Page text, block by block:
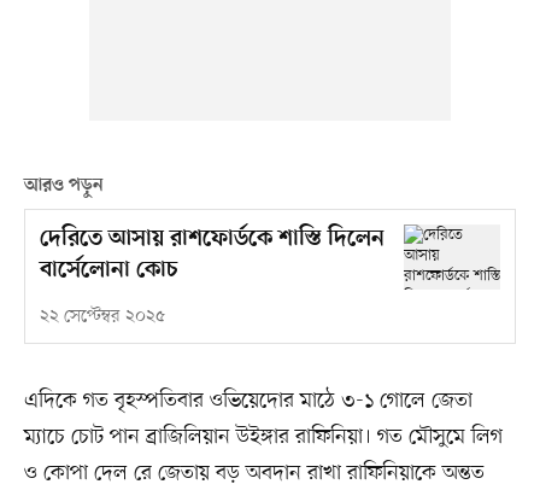
আরও পড়ুন
দেরিতে আসায় রাশফোর্ডকে শাস্তি দিলেন
বার্সেলোনা কোচ
২২ সেপ্টেম্বর ২০২৫
এদিকে গত বৃহস্পতিবার ওভিয়েদোর মাঠে ৩-১ গোলে জেতা
ম্যাচে চোট পান ব্রাজিলিয়ান উইঙ্গার রাফিনিয়া। গত মৌসুমে লিগ
ও কোপা দেল রে জেতায় বড় অবদান রাখা রাফিনিয়াকে অন্তত